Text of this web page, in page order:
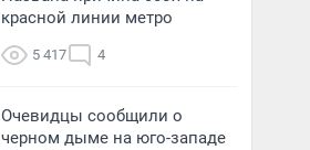
красной линии метро
5 417 4
Очевидцы сообщили о
черном дыме на юго-западе